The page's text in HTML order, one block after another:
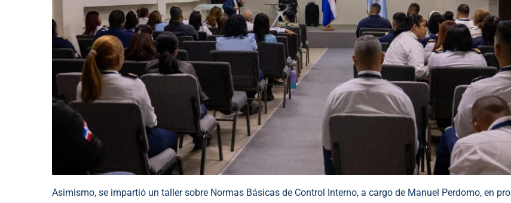
Asimismo, se impartió un taller sobre Normas Básicas de Control Interno, a cargo de Manuel Perdomo, en pro